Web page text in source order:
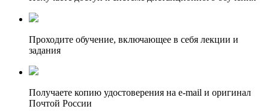
Проходите обучение, включающее в себя лекции и
задания
Получаете копию удостоверения на e-mail и оригинал
Почтой России